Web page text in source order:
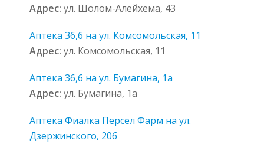
Адрес: ул. Шолом-Алейхема, 43
Аптека 36,6 на ул. Комсомольская, 11
Адрес: ул. Комсомольская, 11
Аптека 36,6 на ул. Бумагина, 1а
Адрес: ул. Бумагина, 1а
Аптека Фиалка Персел Фарм на ул.
Дзержинского, 20б